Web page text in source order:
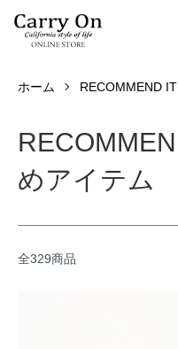
ホーム RECOMMEND
めアイテム
全329商品